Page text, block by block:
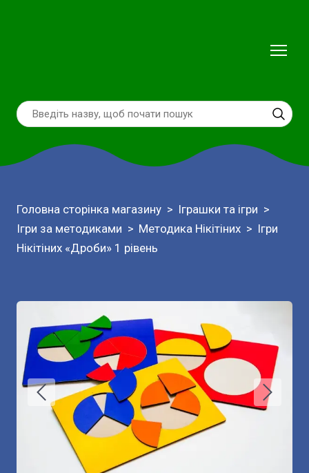
Головна сторінка магазину
Іграшки та ігри
Ігри за методиками
Методика Нікітіних
Ігри
Нікітіних «Дроби» 1 рівень